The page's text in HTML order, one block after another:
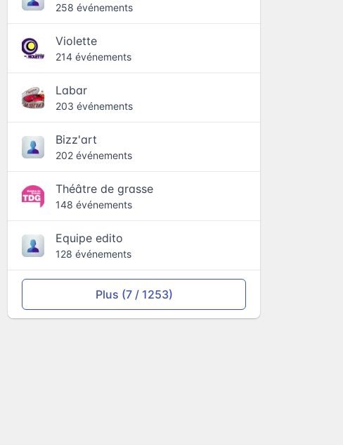
258 événements
Violette
214 événements
Labar
203 événements
Bizz'art
202 événements
Théâtre de grasse
148 événements
Equipe edito
128 événements
Plus (7 / 1253)